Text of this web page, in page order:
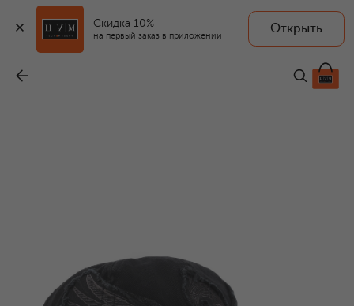
Скидка 10%
на первый заказ в приложении
Открыть
13 250 ₽